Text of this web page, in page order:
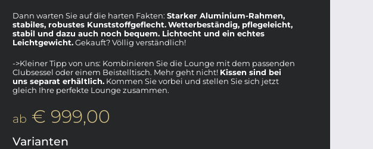
Dann warten Sie auf die harten Fakten: Starker Aluminium-Rahmen,
stabiles, robustes Kunststoffgeflecht.Wetterbeständig, pflegeleicht,
stabil und dazu auch noch bequem. Lichtecht und ein echtes
Leichtgewicht.Gekauft? Völlig verständlich!
->Kleiner Tipp von uns: Kombinieren Sie die Lounge mit dem passenden
Clubsessel oder einem Beistelltisch. Mehr geht nicht! Kissen sind bei
uns separat erhältlich. Kommen Sie vorbei und stellen Sie sich jetzt
gleich Ihre perfekte Lounge zusammen.
ab € 999,00
Varianten